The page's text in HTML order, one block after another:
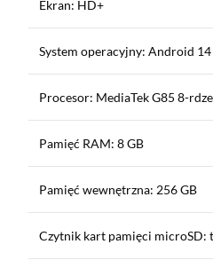
Ekran: HD+
System operacyjny: Android 14
Procesor: MediaTek G85 8-
Pamięć RAM: 8 GB
Pamięć wewnętrzna: 256 GB
Czytnik kart pamięci microSD: